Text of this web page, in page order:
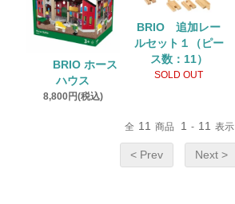
BRIO ホース
ハウス
8,800円(税込)
BRIO 追加レー
ルセット１（ピー
ス数：11）
SOLD OUT
全 11 商品 1 - 11 表示
< Prev Next >